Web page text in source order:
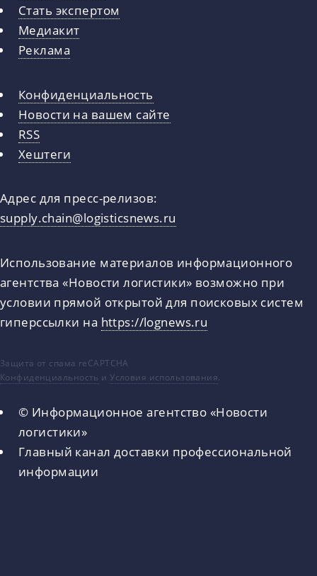
Стать экспертом
Медиакит
Реклама
Конфиденциальность
Новости на вашем сайте
RSS
Хештеги
Адрес для пресс-релизов:
supply.chain@logisticsnews.ru
Использование материалов информационного
агентства «Новости логистики» возможно при
условии прямой открытой для поисковых систем
гиперссылки на https://lognews.ru
Защита от спама reCAPTCHA
Конфиденциальность иУсловия использования.
© Информационное агентство «Новости
логистики»
Главный канал доставки профессиональной
информации